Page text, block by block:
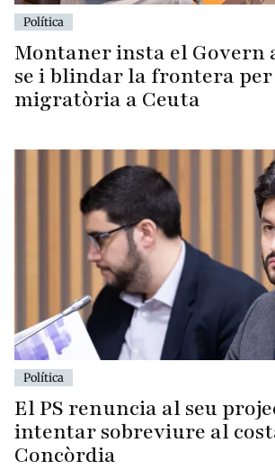
Política
Montaner insta el Govern
se i blindar la frontera
migratòria a Ceuta
Política
El PS renuncia al seu
intentar sobreviure al
Concòrdia